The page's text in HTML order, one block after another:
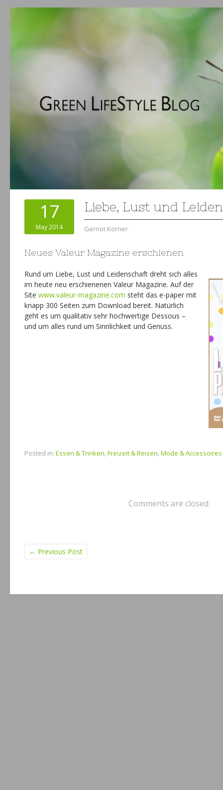
17
May 2014
Liebe, Lust und
Gernot Körner
Neues Valeur Magazine erschienen
Rund um Liebe, Lust und Leidenschaft dreht sich alles
im heute neu erschienenen Valeur Magazine. Auf der
Site www.valeur-magazine.com steht das e-paper mit
knapp 300 Seiten zum Download bereit. Natürlich
geht es um qualitativ sehr hochwertige Dessous –
und um alles rund um Sinnlichkeit und Genuss.
Posted in: Essen & Trinken,Freizeit & Reisen,Mode & Accessoires
Comments are closed.
← Previous Post